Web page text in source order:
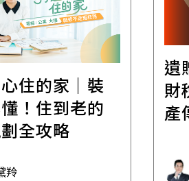
住的家｜裝
！住到老的
全攻略
羚
遺
財
產